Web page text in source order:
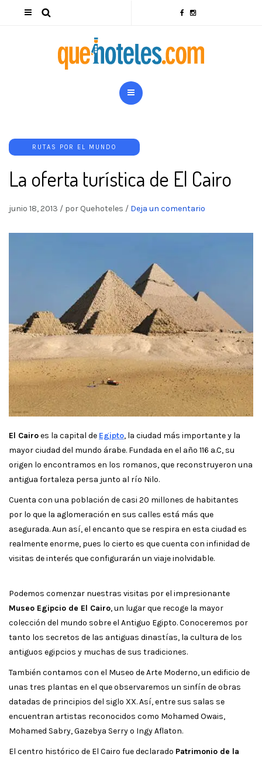
RUTAS POR EL MUNDO
La oferta turística de El Cairo
junio 18, 2013 / por Quehoteles / Deja un comentario
El Cairoes la capital de Egipto, la ciudad más importante y la
mayor ciudad del mundo árabe. Fundada en el año 116 a.C, su
origen lo encontramos en los romanos, que reconstruyeron una
antigua fortaleza persa junto al río Nilo.
Cuenta con una población de casi 20 millones de habitantes
por lo que la aglomeración en sus calles está más que
asegurada. Aun así, el encanto que se respira en esta ciudad es
realmente enorme, pues lo cierto es que cuenta con infinidad de
visitas de interés que configurarán un viaje inolvidable.
Podemos comenzar nuestras visitas por el impresionante
Museo Egipcio de El Cairo, un lugar que recoge la mayor
colección del mundo sobre el Antiguo Egipto. Conoceremos por
tanto los secretos de las antiguas dinastías, la cultura de los
antiguos egipcios y muchas de sus tradiciones.
También contamos con el Museo de Arte Moderno, un edificio de
unas tres plantas en el que observaremos un sinfín de obras
datadas de principios del siglo XX. Así, entre sus salas se
encuentran artistas reconocidos como Mohamed Owais,
Mohamed Sabry, Gazebya Serry o Ingy Aflaton.
El centro histórico de El Cairo fue declarado Patrimonio de la